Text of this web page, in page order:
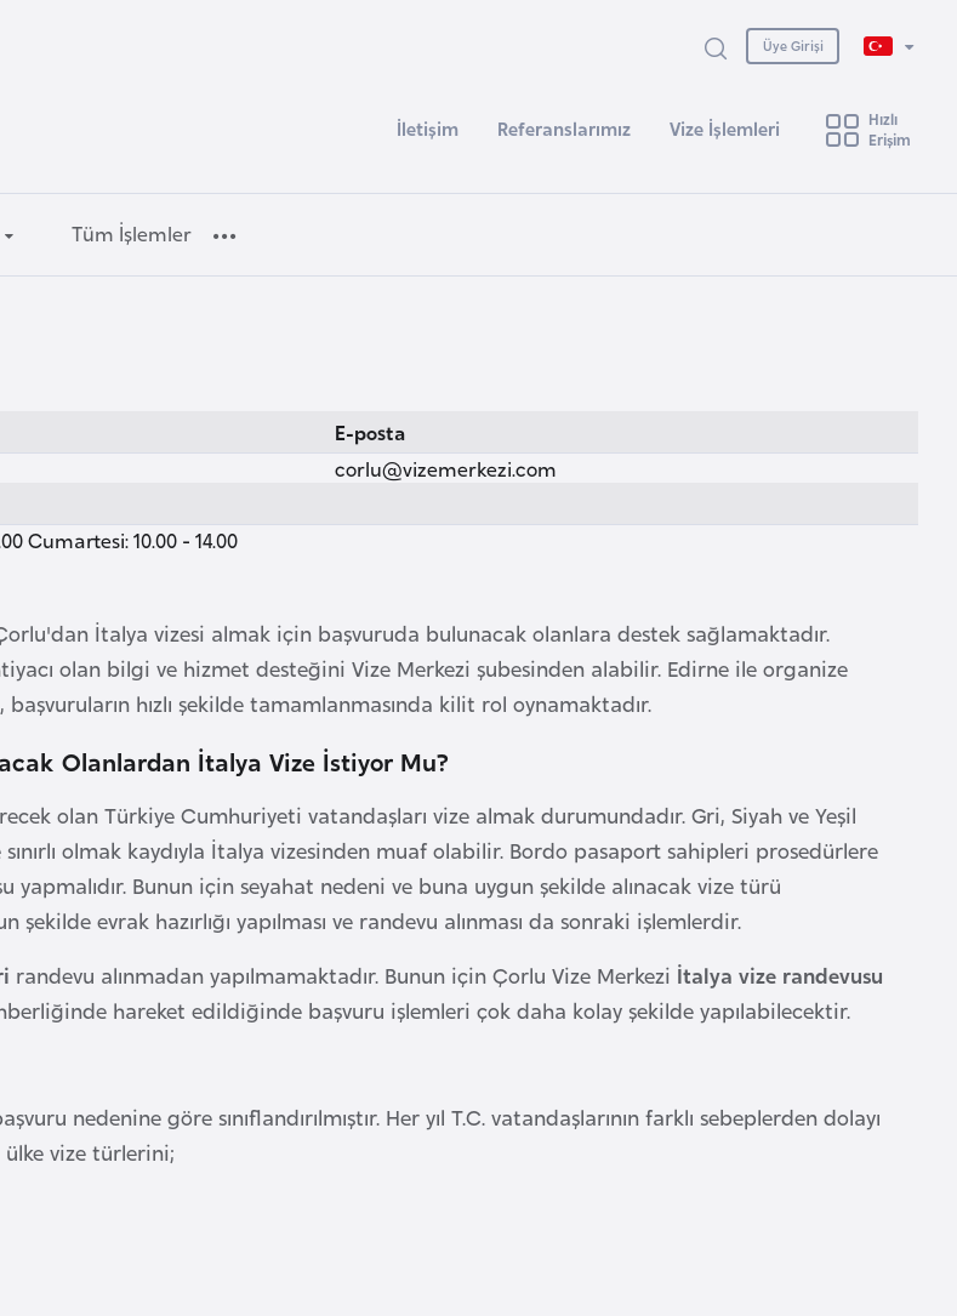
Üye Girişi
İletişim Referanslarımız Vize İşlemleri
Hızlı
Erişim
Tüm İşlemler
E-posta
corlu@vizemerkezi.com
Cumartesi: 10.00 - 14.00
İtalya vizesi almak için başvuruda bulunacak olanlara destek sağlamaktadır.
olan bilgi ve hizmet desteğini Vize Merkezi şubesinden alabilir. Edirne ile organize
başvuruların hızlı şekilde tamamlanmasında kilit rol oynamaktadır.
Olanlardan İtalya Vize İstiyor Mu?
olan Türkiye Cumhuriyeti vatandaşları vize almak durumundadır. Gri, Siyah ve Yeşil
olmak kaydıyla İtalya vizesinden muaf olabilir. Bordo pasaport sahipleri prosedürlere
yapmalıdır. Bunun için seyahat nedeni ve buna uygun şekilde alınacak vize türü
evrak hazırlığı yapılması ve randevu alınması da sonraki işlemlerdir.
randevu alınmadan yapılmamaktadır. Bunun için Çorlu Vize Merkezi İtalya vize randevusu
hareket edildiğinde başvuru işlemleri çok daha kolay şekilde yapılabilecektir.
nedenine göre sınıflandırılmıştır. Her yıl T.C. vatandaşlarının farklı sebeplerden dolayı
vize türlerini;